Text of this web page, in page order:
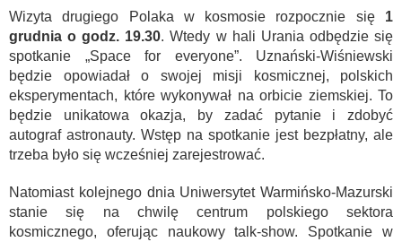
Wizyta drugiego Polaka w kosmosie rozpocznie się 1
grudnia o godz. 19.30. Wtedy w hali Urania odbędzie się
spotkanie „Space for everyone”. Uznański-Wiśniewski
będzie opowiadał o swojej misji kosmicznej, polskich
eksperymentach, które wykonywał na orbicie ziemskiej. To
będzie unikatowa okazja, by zadać pytanie i zdobyć
autograf astronauty. Wstęp na spotkanie jest bezpłatny, ale
trzeba było się wcześniej zarejestrować.
Natomiast kolejnego dnia Uniwersytet Warmińsko-Mazurski
stanie się na chwilę centrum polskiego sektora
kosmicznego, oferując naukowy talk-show. Spotkanie w